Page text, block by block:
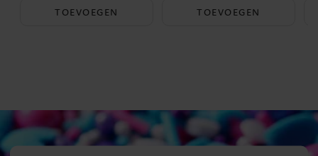
TOEVOEGEN TOEVOEGEN